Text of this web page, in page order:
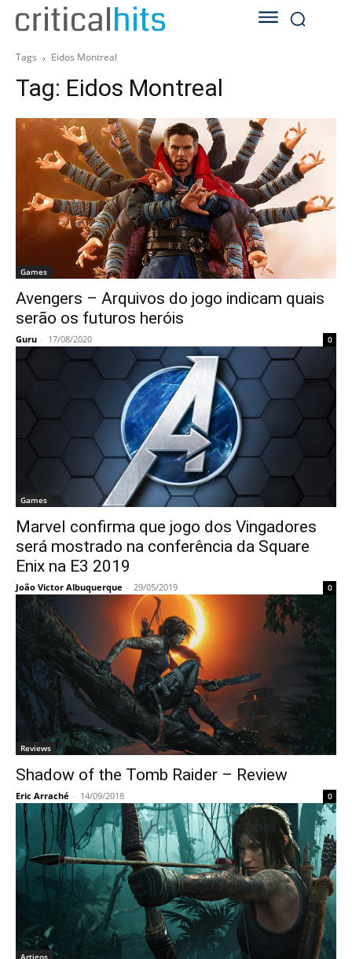
Tags Eidos Montreal
Tag: Eidos Montreal
Games
Avengers – Arquivos do jogo indicam quais
serão os futuros heróis
Guru - 17/08/2020 0
Games
Marvel confirma que jogo dos Vingadores
será mostrado na conferência da Square
Enix na E3 2019
João Victor Albuquerque - 29/05/2019 0
Reviews
Shadow of the Tomb Raider – Review
Eric Arraché - 14/09/2018 0